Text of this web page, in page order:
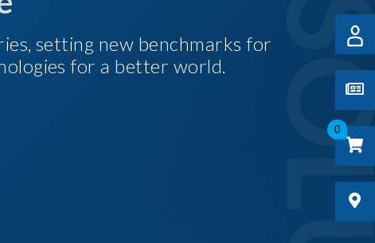
0
setting new benchmarks for
for a better world.